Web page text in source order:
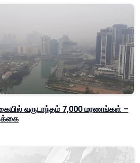
வருடாந்தம் 7,000 மரணங்கள் –